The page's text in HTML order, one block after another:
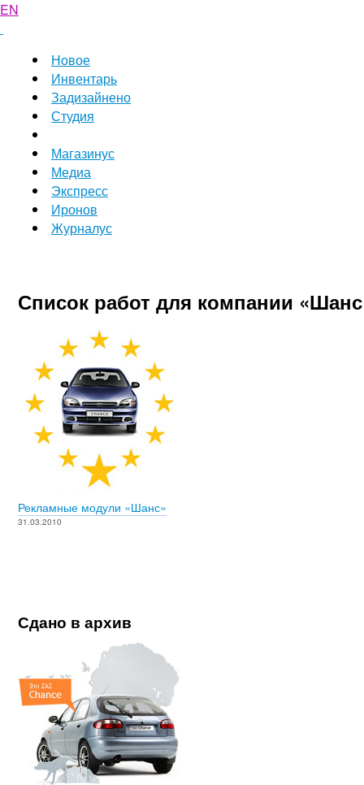
EN
Новое
Инвентарь
Задизайнено
Студия
Магазинус
Медиа
Экспресс
Иронов
Журналус
Список работ для компании
Рекламные модули «Шанс»
31.03.2010
Сдано в архив